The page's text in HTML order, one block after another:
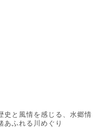
史と風情を感じる、水郷情
あふれる川めぐり